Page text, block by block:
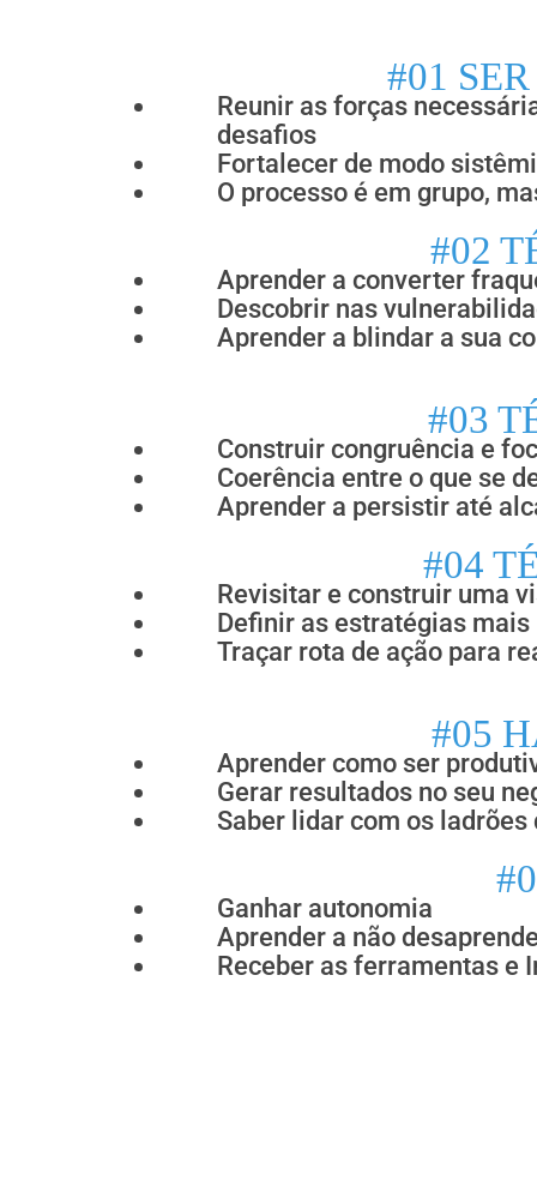
#01
Reunir as forças
desafios
Fortalecer de modo
O processo é em grupo,
#02
Aprender a converter
Descobrir nas
Aprender a blindar a sua
#03
Construir congruência e
Coerência entre o que se
Aprender a persistir até
#04
Revisitar e construir uma
Definir as estratégias
Traçar rota de ação para
#05
Aprender como ser
Gerar resultados no seu
Saber lidar com os ladrões
Ganhar autonomia
Aprender a não
Receber as ferramentas e